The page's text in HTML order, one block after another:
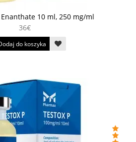
10 ml, 250 mg/ml
36€
do koszyka